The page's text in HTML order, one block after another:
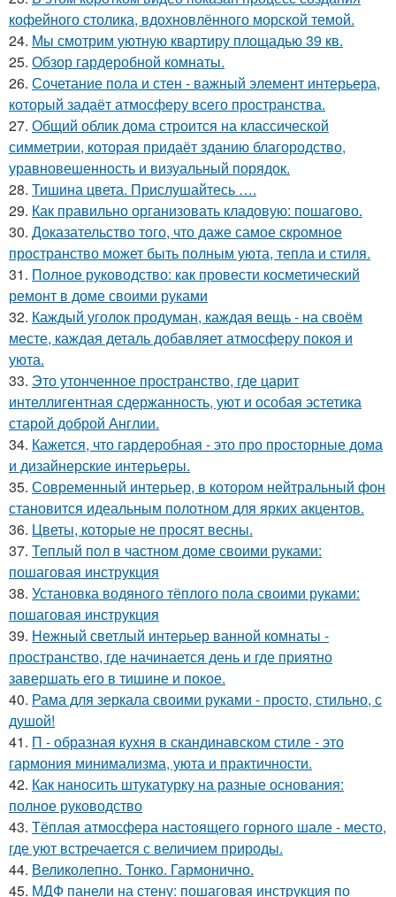
кофейного столика, вдохновлённого морской темой.
24. Мы смотрим уютную квартиру площадью 39 кв.
25. Обзор гардеробной комнаты.
26. Сочетание пола и стен - важный элемент интерьера,
который задаёт атмосферу всего пространства.
27. Общий облик дома строится на классической
симметрии, которая придаёт зданию благородство,
уравновешенность и визуальный порядок.
28. Тишина цвета. Прислушайтесь ….
29. Как правильно организовать кладовую: пошагово.
30. Доказательство того, что даже самое скромное
пространство может быть полным уюта, тепла и стиля.
31. Полное руководство: как провести косметический
ремонт в доме своими руками
32. Каждый уголок продуман, каждая вещь - на своём
месте, каждая деталь добавляет атмосферу покоя и
уюта.
33. Это утонченное пространство, где царит
интеллигентная сдержанность, уют и особая эстетика
старой доброй Англии.
34. Кажется, что гардеробная - это про просторные дома
и дизайнерские интерьеры.
35. Современный интерьер, в котором нейтральный фон
становится идеальным полотном для ярких акцентов.
36. Цветы, которые не просят весны.
37. Теплый пол в частном доме своими руками:
пошаговая инструкция
38. Установка водяного тёплого пола своими руками:
пошаговая инструкция
39. Нежный светлый интерьер ванной комнаты -
пространство, где начинается день и где приятно
завершать его в тишине и покое.
40. Рама для зеркала своими руками - просто, стильно, с
душой!
41. П - образная кухня в скандинавском стиле - это
гармония минимализма, уюта и практичности.
42. Как наносить штукатурку на разные основания:
полное руководство
43. Тёплая атмосфера настоящего горного шале - место,
где уют встречается с величием природы.
44. Великолепно. Тонко. Гармонично.
45. МДФ панели на стену: пошаговая инструкция по